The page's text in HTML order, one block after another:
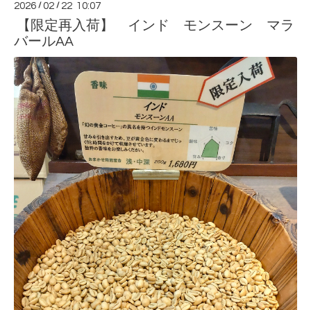
2026 /02 / 22 10:07
【限定再入荷】 インド モンスーン マラ
バールAA